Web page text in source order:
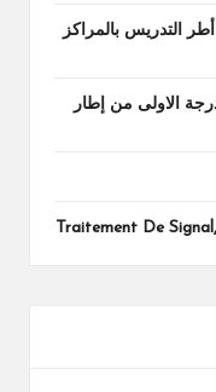
التدريس بالمراكز
الاولى من إطار
Traitement De